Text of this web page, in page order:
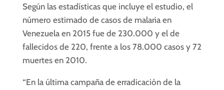
Según las estadísticas que incluye el estudio, el
número estimado de casos de malariaen
Venezuela en 2015 fue de 230.000 y el de
fallecidos de 220, frente a los 78.000 casos y 72
muertes en 2010.
“En la última campaña de erradicación de la